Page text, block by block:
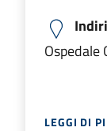
Ospedale
LEGGI DI